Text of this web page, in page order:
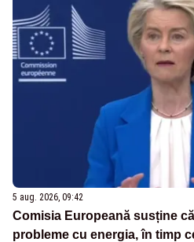
5 aug. 2026, 09:42
Comisia Europeană susține
probleme cu energia, în timp